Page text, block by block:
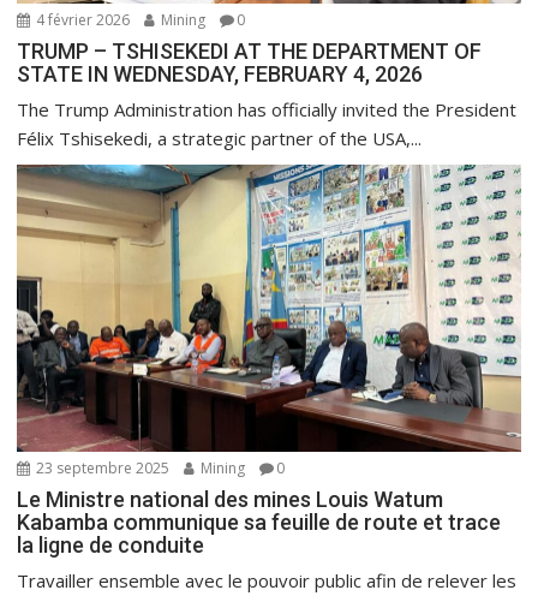
t
i
c
l
e
4 février 2026 Mining 0
TRUMP – TSHISEKEDI AT THE DEPARTMENT OF
STATE IN WEDNESDAY, FEBRUARY 4, 2026
The Trump Administration has officially invited the President
Félix Tshisekedi, a strategic partner of the USA,...
23 septembre 2025 Mining 0
Le Ministre national des mines Louis Watum
Kabamba communique sa feuille de route et trace
la ligne de conduite
Travailler ensemble avec le pouvoir public afin de relever les